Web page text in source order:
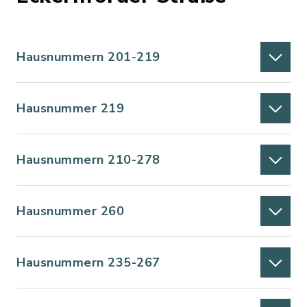
Hausnummern 201-219
Hausnummer 219
Hausnummern 210-278
Hausnummer 260
Hausnummern 235-267